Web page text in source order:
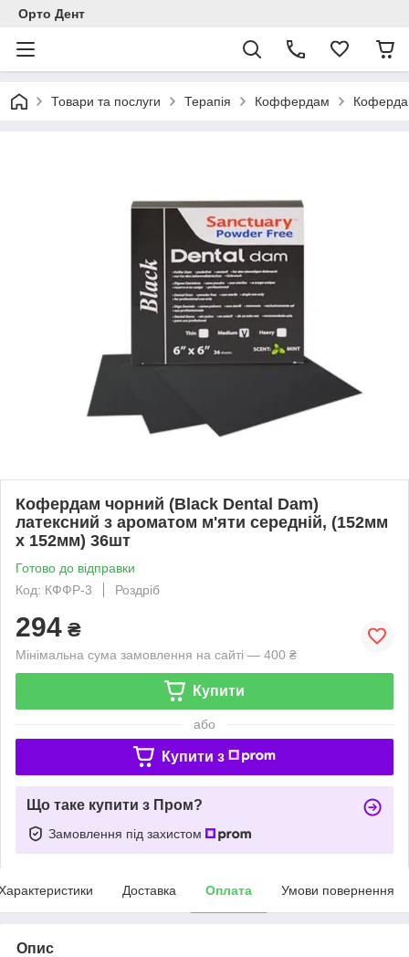
Орто Дент
Товари та послуги Терапія Коффердам
Кофердам чорний (Black Dental Dam)
латексний з ароматом м'яти середній, (152мм
х 152мм) 36шт
Готово до відправки
Код: КФФР-3
Роздріб
294 ₴
Мінімальна сума замовлення на сайті — 400 ₴
Купити
або
Купити з
Що таке купити з Пром?
Замовлення під захистом
Доставка Оплата Умови повернення
Опис